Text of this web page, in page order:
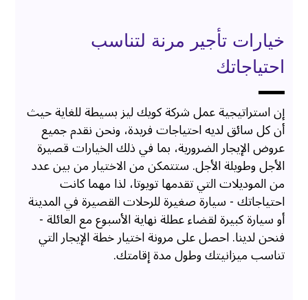
خيارات تأجير مرنة لتناسب
احتياجاتك
إن استراتيجية عمل شركة كويك ليز بسيطة للغاية حيث
أن كل سائق لديه احتياجات فريدة، ونحن نقدم جميع
عروض الإيجار الضرورية، بما في ذلك الخيارات قصيرة
الأجل وطويلة الأجل. ستتمكن من الاختيار من بين عدد
من الموديلات التي تقدمها تويوتا، لذا مهما كانت
احتياجاتك - سيارة صغيرة للرحلات القصيرة في المدينة
أو سيارة كبيرة لقضاء عطلة نهاية الأسبوع مع العائلة -
فنحن لدينا. احصل على مرونة اختيار خطة الإيجار التي
تناسب ميزانيتك وطول مدة إقامتك.